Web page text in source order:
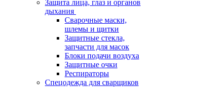
Защита лица, глаз и органов
дыхания
Сварочные маски,
шлемы и щитки
Защитные стекла,
запчасти для масок
Блоки подачи воздуха
Защитные очки
Респираторы
Спецодежда для сварщиков